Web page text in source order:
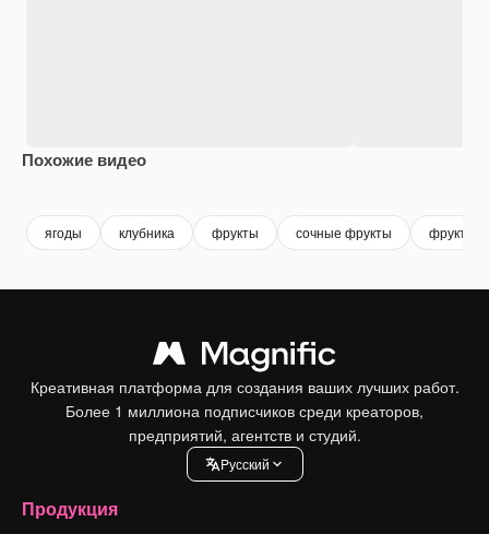
Похожие видео
ягоды клубника фрукты сочные фрукты фрукты
Креативная платформа для создания ваших лучших работ.
Более 1 миллиона подписчиков среди креаторов,
предприятий, агентств и студий.
Pусский
Продукция